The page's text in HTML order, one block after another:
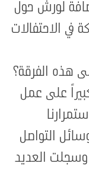
لورش حول
في الاحتفالات
هذه الفرقة؟
على عمل
التواصل
الاجتماعي وأهمها برنامج الzoom وسجلت العديد